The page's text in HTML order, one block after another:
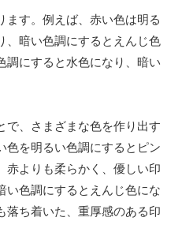
ます。例えば、赤い色は明る
、暗い色調にするとえんじ色
調にすると水色になり、暗い
で、さまざまな色を作り出す
色を明るい色調にするとピン
赤よりも柔らかく、優しい印
い色調にするとえんじ色にな
落ち着いた、重厚感のある印